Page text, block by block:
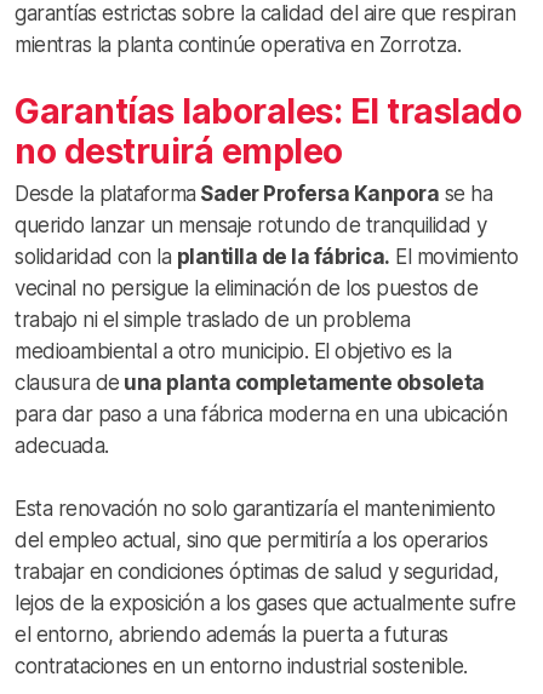
garantías estrictas sobre la calidad del aire que respiran
mientras la planta continúe operativa en Zorrotza.
Garantías laborales: El traslado
no destruirá empleo
Desde la plataforma Sader Profersa Kanpora se ha
querido lanzar un mensaje rotundo de tranquilidad y
solidaridad con la plantilla de la fábrica. El movimiento
vecinal no persigue la eliminación de los puestos de
trabajo ni el simple traslado de un problema
medioambiental a otro municipio. El objetivo es la
clausura de una planta completamente obsoleta
para dar paso a una fábrica moderna en una ubicación
adecuada.
Esta renovación no solo garantizaría el mantenimiento
del empleo actual, sino que permitiría a los operarios
trabajar en condiciones óptimas de salud y seguridad,
lejos de la exposición a los gases que actualmente sufre
el entorno, abriendo además la puerta a futuras
contrataciones en un entorno industrial sostenible.